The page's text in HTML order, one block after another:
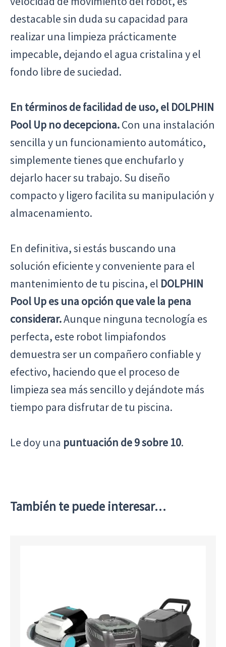
destacable sin duda su capacidad para
realizar una limpieza prácticamente
impecable, dejando el agua cristalina y el
fondo libre de suciedad.
En términos de facilidad de uso, el DOLPHIN
Pool Up no decepciona.Con una instalación
sencilla y un funcionamiento automático,
simplemente tienes que enchufarlo y
dejarlo hacer su trabajo. Su diseño
compacto y ligero facilita su manipulación y
almacenamiento.
En definitiva, si estás buscando una
solución eficiente y conveniente para el
mantenimiento de tu piscina, el DOLPHIN
Pool Up es una opción que vale la pena
considerar.Aunque ninguna tecnología es
perfecta, este robot limpiafondos
demuestra ser un compañero confiable y
efectivo, haciendo que el proceso de
limpieza sea más sencillo y dejándote más
tiempo para disfrutar de tu piscina.
Le doy una puntuación de 9 sobre 10.
También te puede interesar…